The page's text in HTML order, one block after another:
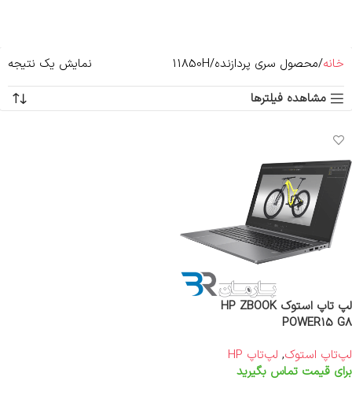
خانه محصول سری پردازنده 11850H
نمایش یک نتیجه
مشاهده فیلترها
لپ تاپ استوک HP ZBOOK
POWER15 G8
لپ‌تاپ استوک, لپ‌تاپ HP
برای قیمت تماس بگیرید